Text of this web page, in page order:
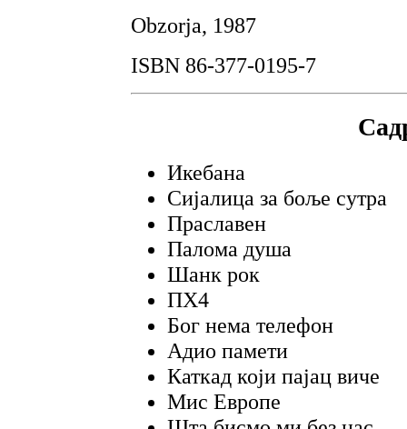
Obzorja, 1987
ISBN 86-377-0195-7
Икебана
Сијалица за боље сутра
Праславен
Палома душа
Шанк рок
ПХ4
Бог нема телефон
Адио памети
Каткад који пајац виче
Мис Европе